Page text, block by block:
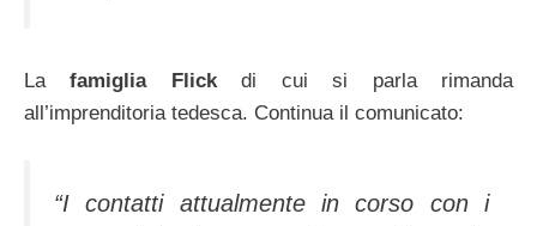
Lafamiglia Flickdi cui si parla rimanda
all’imprenditoria tedesca. Continua il comunicato:
“I contatti attualmente in corso con i